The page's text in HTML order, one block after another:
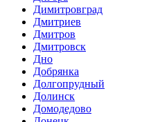
Димитровград
Дмитриев
Дмитров
Дмитровск
Дно
Добрянка
Долгопрудный
Долинск
Домодедово